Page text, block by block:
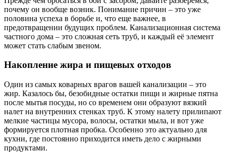
почему он вообще возник. Понимание причин – это уже
половина успеха в борьбе и, что еще важнее, в
предотвращении будущих проблем. Канализационная система
частного дома – это сложная сеть труб, и каждый её элемент
может стать слабым звеном.
Накопление жира и пищевых отходов
Один из самых коварных врагов вашей канализации – это
жир. Казалось бы, безобидные остатки пищи и жирные пятна
после мытья посуды, но со временем они образуют вязкий
налет на внутренних стенках труб. К этому налету прилипают
мелкие частицы мусора, волосы, остатки мыла, и вот уже
формируется плотная пробка. Особенно это актуально для
кухни, где постоянно приходится иметь дело с жирными
продуктами.